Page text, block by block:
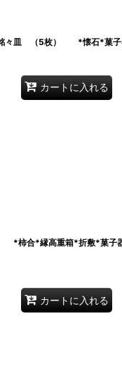
銘々皿 （5枚） *懐石*菓子
カートに入れる
合*縁高重箱*折敷*菓子
カートに入れる